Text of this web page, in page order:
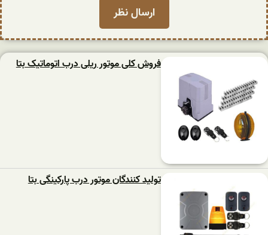
فروش کلی موتور ریلی درب اتوماتیک بتا
تولید کنندگان موتور درب پارکینگی بتا